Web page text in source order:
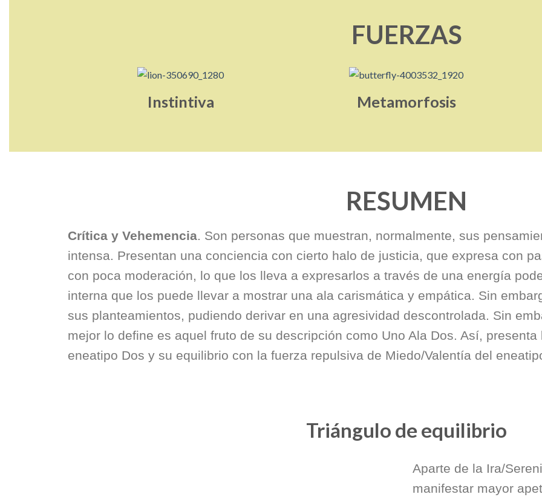
FUERZAS
Instintiva Metamorfosis
RESUMEN
Crítica y Vehemencia. Son personas que muestran, normalmente, sus
intensa. Presentan una conciencia con cierto halo de justicia, que expresa con
con poca moderación, lo que los lleva a expresarlos a través de una energía
interna que los puede llevar a mostrar una ala carismática y empática. Sin
sus planteamientos, pudiendo derivar en una agresividad descontrolada. Sin
mejor lo define es aquel fruto de su descripción como Uno Ala Dos. Así,
eneatipo Dos y su equilibrio con la fuerza repulsiva de Miedo/Valentía del
Triángulo de equilibrio
Aparte de la Ira/
manifestar mayor